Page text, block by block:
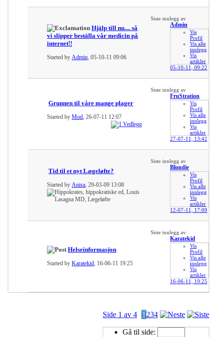
Hjälp till nu.... så
vi slipper beställa vår medicin på
internet!!
Started by Admin, 05-10-11 09:06
Siste innlegg av
Admin
Vis
Profil
Vis alle
innlegg
Vis
artikler
05-10-11, 09:22
Grunnen til våre mange plager
Started by Mod, 26-07-11 12:07
Siste innlegg av
FruStration
Vis
Profil
Vis alle
innlegg
Vis
artikler
27-07-11, 13:42
Tid til et nyt Lægeløfte?
Started by Anisa, 29-03-09 13:08
Siste innlegg av
Blondie
Vis
Profil
Vis alle
innlegg
Vis
artikler
12-07-11, 17:09
Helseinformasjon
Started by Karatekid, 16-06-11 19:25
Siste innlegg av
Karatekid
Vis
Profil
Vis alle
innlegg
Vis
artikler
16-06-11, 19:25
Side 1 av 4 1234
Gå til side: